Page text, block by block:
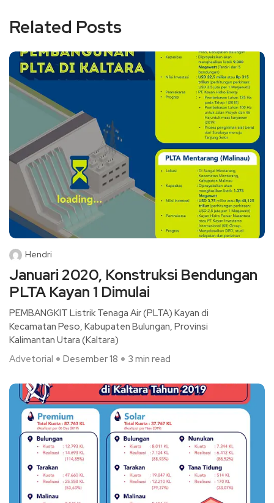
Related Posts
Hendri
Januari 2020, Konstruksi Bendungan
PLTA Kayan 1 Dimulai
PEMBANGKIT Listrik Tenaga Air (PLTA) Kayan di
Kecamatan Peso, Kabupaten Bulungan, Provinsi
Kalimantan Utara (Kaltara)
Advetorial
Desember 18 3 min read